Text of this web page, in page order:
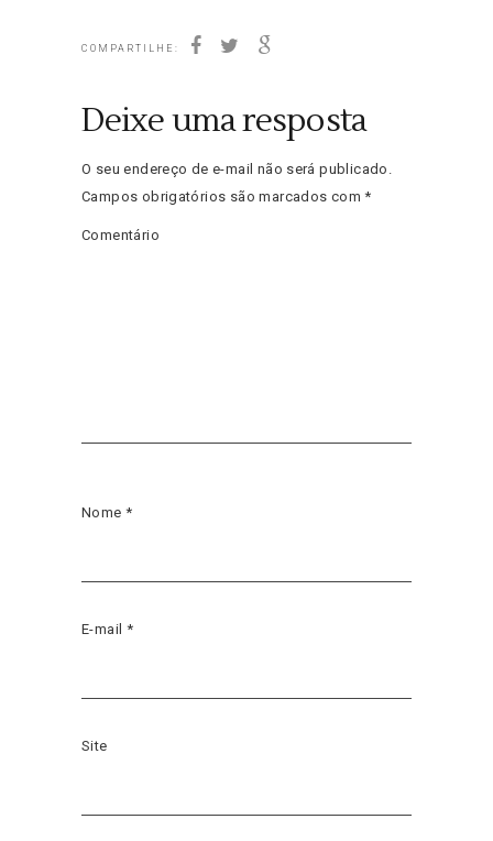
COMPARTILHE:
Deixe uma resposta
O seu endereço de e-mail não será publicado.
Campos obrigatórios são marcados com*
Comentário
Nome *
E-mail *
Site